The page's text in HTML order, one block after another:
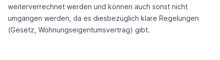
weiterverrechnet werden und können auch sonst nicht
umgangen werden, da es diesbezüglich klare Regelungen
(Gesetz, Wohnungseigentumsvertrag) gibt.